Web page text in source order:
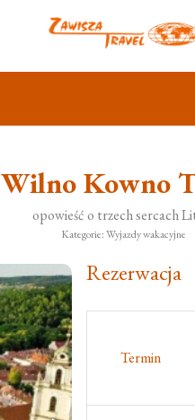
Wilno Kowno
opowieść o trzech sercach
Kategorie: Wyjazdy wakacyjne
Rezerwacja
Termin